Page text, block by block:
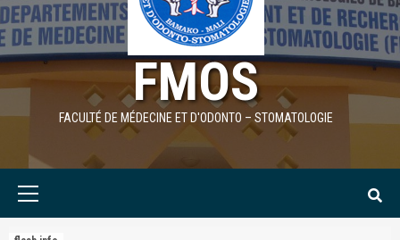
FMOS
FACULTÉ DE MÉDECINE ET D'ODONTO – STOMATOLOGIE